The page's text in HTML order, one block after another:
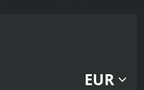
EUR